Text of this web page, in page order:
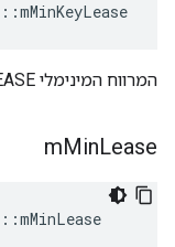
::mMinKeyLease
המרווח המינימלי KEY-LEASE בשניות.
mMinLease
::mMinLease